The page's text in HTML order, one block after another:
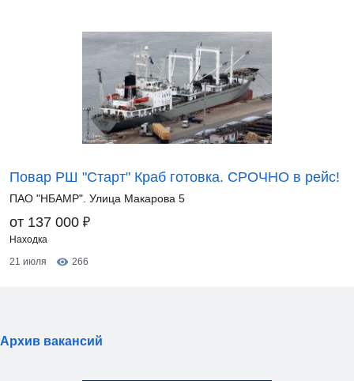
Повар РШ "Старт" Краб готовка. СРОЧНО в рейс!
ПАО "НБАМР". Улица Макарова 5
от 137 000 ₽
Находка
21 июля
266
Архив вакансий